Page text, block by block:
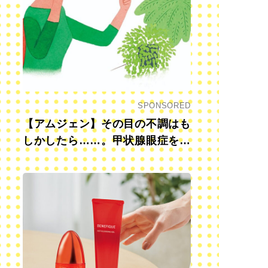
SPONSORED
【アムジェン】その目の不調はも
しかしたら……。甲状腺眼症を知
っていますか？